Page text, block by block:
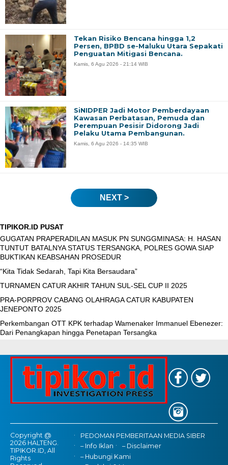
TIPIKOR.ID PUSAT
GUGATAN PRAPERADILAN MASUK PN SUNGGMINASA: H. HASAN
TUNTUT BATALNYA STATUS TERSANGKA, POLRES GOWA SIAP
BUKTIKAN KEABSAHAN PROSEDUR
“Kita Tidak Sedarah, Tapi Kita Bersaudara”
TURNAMEN CATUR AKHIR TAHUN SUL-SEL CUP II 2025
PRA-PORPROV CABANG OLAHRAGA CATUR KABUPATEN
JENEPONTO 2025
Perkembangan OTT KPK terhadap Wamenaker Immanuel Ebenezer:
Dari Penangkapan hingga Penetapan Tersangka
Tekan Risiko Bencana hingga 1,2
Persen, BPBD se-Maluku Utara Sepakati
Penguatan Mitigasi Bencana.
Kamis, 6 Agu 2026 - 21:14 WIB
SiNIDPER Jadi Motor Pemberdayaan
Kawasan Perbatasan, Pemuda dan
Perempuan Pesisir Didorong Jadi
Pelaku Utama Pembangunan.
Kamis, 6 Agu 2026 - 14:35 WIB
NEXT >
Copyright @
2026 HALTENG.
TIPIKOR.ID, All
Rights
PEDOMAN PEMBERITAAN MEDIA SIBER
– Info Iklan
– Disclaimer
– Hubungi Kami